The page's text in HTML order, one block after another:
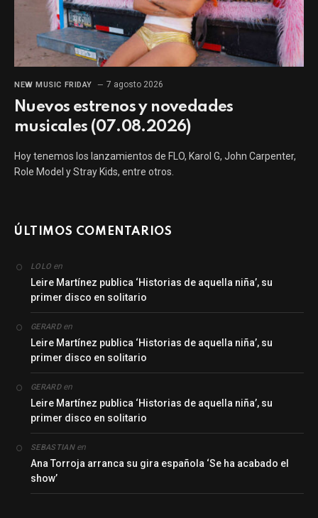
NEW MUSIC FRIDAY 7 agosto 2026
Nuevos estrenos y novedades
musicales (07.08.2026)
Hoy tenemos los lanzamientos de FLO, Karol G, John Carpenter,
Role Model y Stray Kids, entre otros.
ÚLTIMOS COMENTARIOS
LOLO en
Leire Martínez publica ‘Historias de aquella niña’, su
primer disco en solitario
GERARDen
Leire Martínez publica ‘Historias de aquella niña’, su
primer disco en solitario
GERARDen
Leire Martínez publica ‘Historias de aquella niña’, su
primer disco en solitario
SEBASTIANen
Ana Torroja arranca su gira española ‘Se ha acabado el
show’